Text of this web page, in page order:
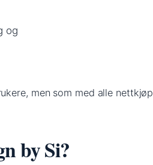
og
men som med alle nettkjøp
by Si?